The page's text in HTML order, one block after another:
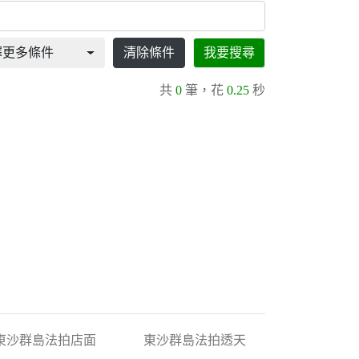
多條件 清除條件 我要搜尋
共 0 筆，花 0.25 秒
沙群島法拍店面 東沙群島法拍透天